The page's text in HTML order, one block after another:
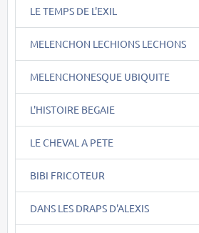
LE TEMPS DE L'EXIL
MELENCHON LECHIONS LECHONS
MELENCHONESQUE UBIQUITE
L'HISTOIRE BEGAIE
LE CHEVAL A PETE
BIBI FRICOTEUR
DANS LES DRAPS D'ALEXIS